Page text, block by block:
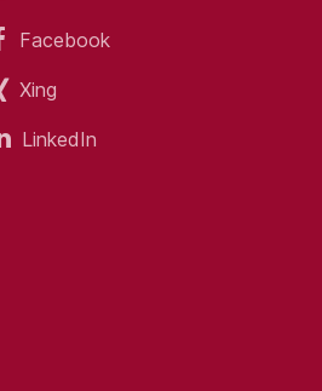
Facebook
Xing
LinkedIn